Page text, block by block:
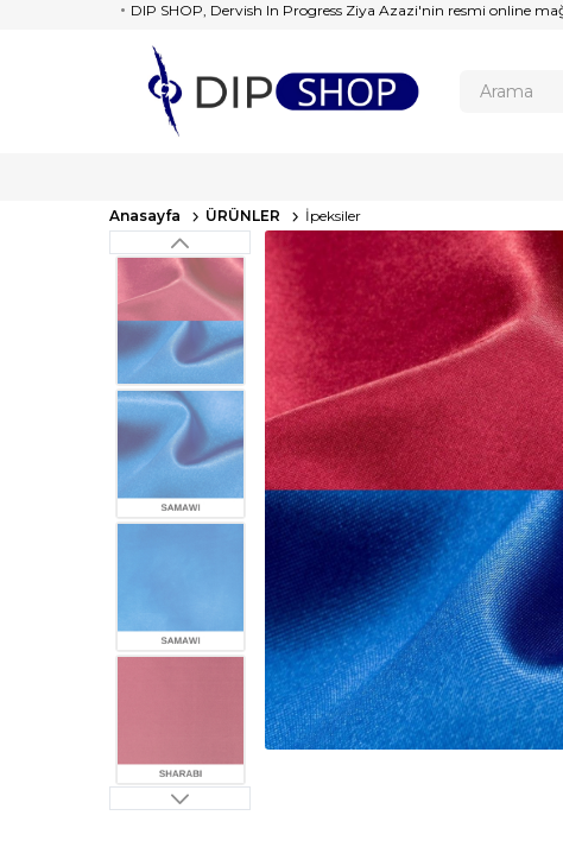
DIP SHOP, Dervish In Progress Ziya Azazi'nin resmi online
Anasayfa ÜRÜNLER İpeksiler